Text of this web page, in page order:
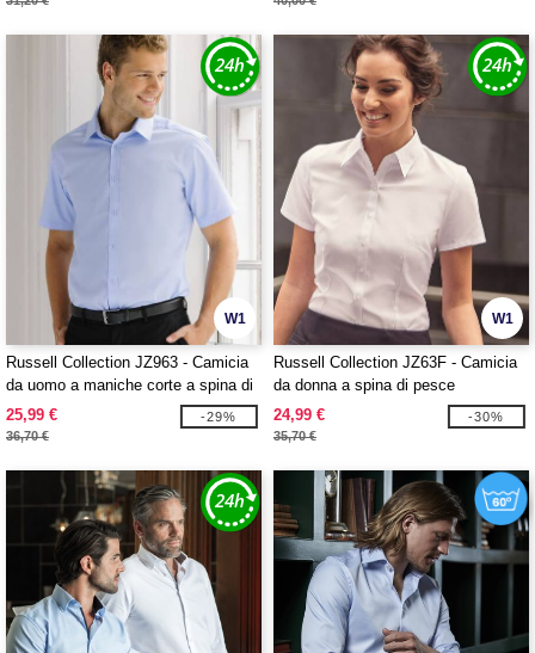
W1
Russell Collection JZ963 - Camicia
da uomo a maniche corte a spina di
pesce
25,99 €
36,70 €
-29%
W1
Russell Collection JZ63F - Camicia
da donna a spina di pesce
24,99 €
35,70 €
-30%